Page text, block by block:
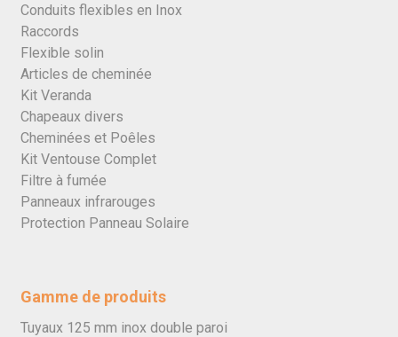
Conduits flexibles en Inox
Raccords
Flexible solin
Articles de cheminée
Kit Veranda
Chapeaux divers
Cheminées et Poêles
Kit Ventouse Complet
Filtre à fumée
Panneaux infrarouges
Protection Panneau Solaire
Gamme de produits
Tuyaux 125 mm inox double paroi